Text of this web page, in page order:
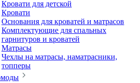
Кровати для детской
Кровати
Основания для кроватей и матрасов
Комплектующие для спальных
гарнитуров и кроватей
Матрасы
Чехлы на матрасы, наматрасники,
топперы